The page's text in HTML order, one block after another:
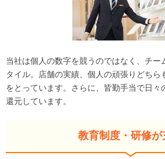
当社は個人の数字を競うのではなく、チー
タイル。店舗の実績、個人の頑張りどちら
をとっています。さらに、皆勤手当で日々
還元しています。
教育制度・研修が